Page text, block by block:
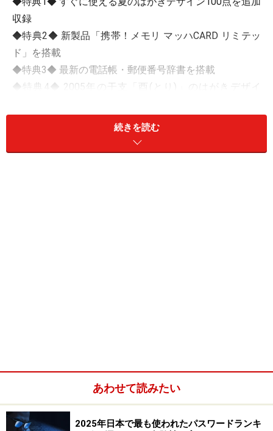
収録
◆特典2◆ 新製品「携帯！メモリ マッハCARD リミテッ
ド」を搭載
◆特典3◆ 最新の電話帳・郵便番号辞書を搭載
◆特典4◆ 2005年の干支「酉(とり)」のはがきデザイ
◆特典5◆ 「うちわ」作成キット、「はがき」お試し用
◆特典6◆ Craft ROBO対応テンプレート集 ダウンロー
★ダウンロードすれば、もっと簡単！テンプレート印刷
だけ！
▼それは、こちらの記事で！！（ダウンロードで簡単テ
続きを読む
あわせて読みたい
2025年日本で最も使われたパスワードランキ